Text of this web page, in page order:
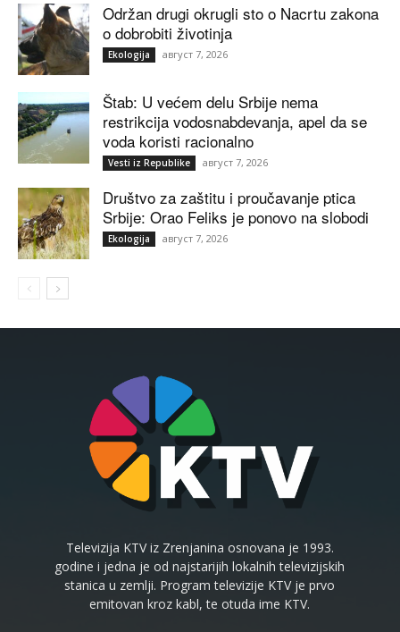
Održan drugi okrugli sto o Nacrtu zakona
o dobrobiti životinja
Ekologija август 7, 2026
Štab: U većem delu Srbije nema
restrikcija vodosnabdevanja, apel da se
voda koristi racionalno
Vesti iz Republike август 7, 2026
Društvo za zaštitu i proučavanje ptica
Srbije: Orao Feliks je ponovo na slobodi
Ekologija август 7, 2026
Televizija KTV iz Zrenjanina osnovana je 1993.
godine i jedna je od najstarijih lokalnih televizijskih
stanica u zemlji. Program televizije KTV je prvo
emitovan kroz kabl, te otuda ime KTV.